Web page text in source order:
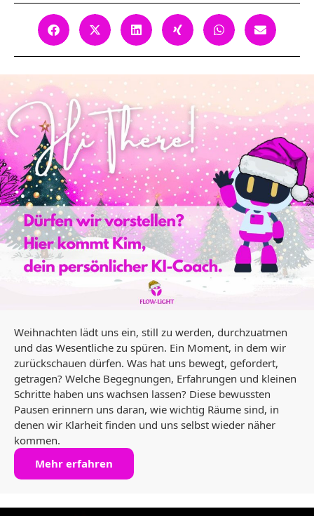
Weihnachten lädt uns ein, still zu werden, durchzuatmen
und das Wesentliche zu spüren. Ein Moment, in dem wir
zurückschauen dürfen. Was hat uns bewegt, gefordert,
getragen? Welche Begegnungen, Erfahrungen und kleinen
Schritte haben uns wachsen lassen? Diese bewussten
Pausen erinnern uns daran, wie wichtig Räume sind, in
denen wir Klarheit finden und uns selbst wieder näher
kommen.
Mehr erfahren